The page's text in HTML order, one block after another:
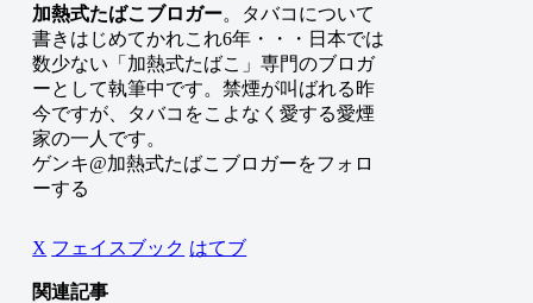
加熱式たばこブロガー。タバコについて
書きはじめてかれこれ6年・・・日本では
数少ない「加熱式たばこ」専門のブロガ
ーとして執筆中です。禁煙が叫ばれる昨
今ですが、タバコをこよなく愛する愛煙
家の一人です。
ゲンキ@加熱式たばこブロガーをフォロ
ーする
X フェイスブック はてブ
関連記事